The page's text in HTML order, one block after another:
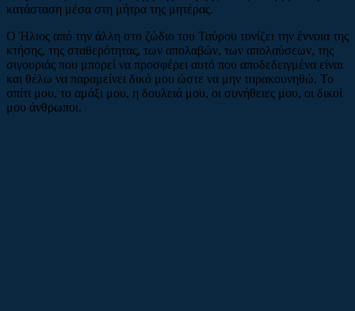
κατάσταση μέσα στη μήτρα της μητέρας.
Ο Ήλιος από την άλλη στο ζώδιο του Ταύρου τονίζει την έννοια της
κτήσης, της σταθερότητας, των απολαβών, των απολαύσεων, της
σιγουριάς που μπορεί να προσφέρει αυτό που αποδεδειγμένα είναι
και θέλω να παραμείνει δικό μου ώστε να μην ταρακουνηθώ. Το
σπίτι μου, το αμάξι μου, η δουλειά μου, οι συνήθειες μου, οι δικοί
μου άνθρωποι.